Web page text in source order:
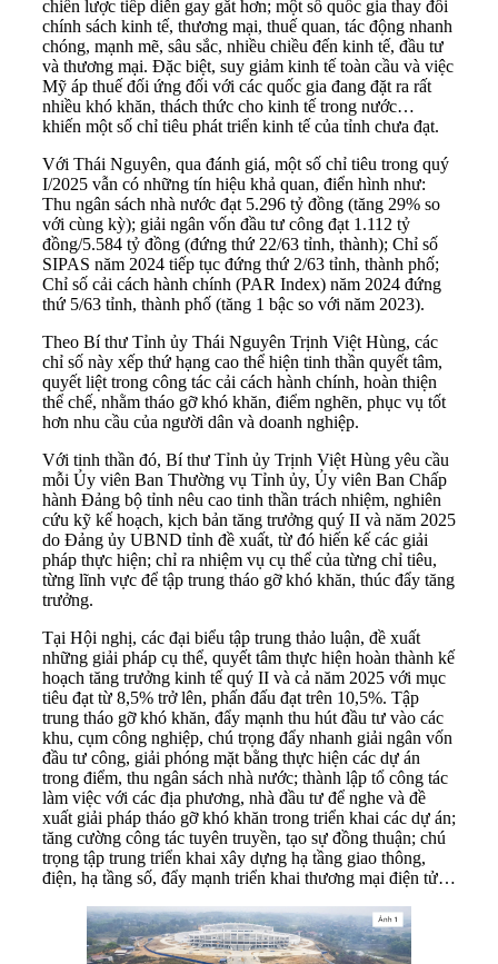
chiến lược tiếp diễn gay gắt hơn; một số quốc gia thay đổi
chính sách kinh tế, thương mại, thuế quan, tác động nhanh
chóng, mạnh mẽ, sâu sắc, nhiều chiều đến kinh tế, đầu tư
và thương mại. Đặc biệt, suy giảm kinh tế toàn cầu và việc
Mỹ áp thuế đối ứng đối với các quốc gia đang đặt ra rất
nhiều khó khăn, thách thức cho kinh tế trong nước…
khiến một số chỉ tiêu phát triển kinh tế của tỉnh chưa đạt.
Với Thái Nguyên, qua đánh giá, một số chỉ tiêu trong quý
I/2025 vẫn có những tín hiệu khả quan, điển hình như:
Thu ngân sách nhà nước đạt 5.296 tỷ đồng (tăng 29% so
với cùng kỳ); giải ngân vốn đầu tư công đạt 1.112 tỷ
đồng/5.584 tỷ đồng (đứng thứ 22/63 tỉnh, thành); Chỉ số
SIPAS năm 2024 tiếp tục đứng thứ 2/63 tỉnh, thành phố;
Chỉ số cải cách hành chính (PAR Index) năm 2024 đứng
thứ 5/63 tỉnh, thành phố (tăng 1 bậc so với năm 2023).
Theo Bí thư Tỉnh ủy Thái Nguyên Trịnh Việt Hùng, các
chỉ số này xếp thứ hạng cao thể hiện tinh thần quyết tâm,
quyết liệt trong công tác cải cách hành chính, hoàn thiện
thể chế, nhằm tháo gỡ khó khăn, điểm nghẽn, phục vụ tốt
hơn nhu cầu của người dân và doanh nghiệp.
Với tinh thần đó, Bí thư Tỉnh ủy Trịnh Việt Hùng yêu cầu
mỗi Ủy viên Ban Thường vụ Tỉnh ủy, Ủy viên Ban Chấp
hành Đảng bộ tỉnh nêu cao tinh thần trách nhiệm, nghiên
cứu kỹ kế hoạch, kịch bản tăng trưởng quý II và năm 2025
do Đảng ủy UBND tỉnh đề xuất, từ đó hiến kế các giải
pháp thực hiện; chỉ ra nhiệm vụ cụ thể của từng chỉ tiêu,
từng lĩnh vực để tập trung tháo gỡ khó khăn, thúc đẩy tăng
trưởng.
Tại Hội nghị, các đại biểu tập trung thảo luận, đề xuất
những giải pháp cụ thể, quyết tâm thực hiện hoàn thành kế
hoạch tăng trưởng kinh tế quý II và cả năm 2025 với mục
tiêu đạt từ 8,5% trở lên, phấn đấu đạt trên 10,5%. Tập
trung tháo gỡ khó khăn, đẩy mạnh thu hút đầu tư vào các
khu, cụm công nghiệp, chú trọng đẩy nhanh giải ngân vốn
đầu tư công, giải phóng mặt bằng thực hiện các dự án
trong điểm, thu ngân sách nhà nước; thành lập tổ công tác
làm việc với các địa phương, nhà đầu tư để nghe và đề
xuất giải pháp tháo gỡ khó khăn trong triển khai các dự án;
tăng cường công tác tuyên truyền, tạo sự đồng thuận; chú
trọng tập trung triển khai xây dựng hạ tầng giao thông,
điện, hạ tầng số, đẩy mạnh triển khai thương mại điện tử…